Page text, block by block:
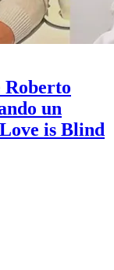
Roberto
un
is Blind